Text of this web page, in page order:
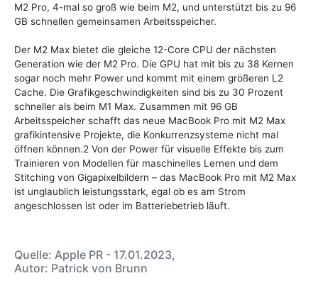
M2 Pro, 4-mal so groß wie beim M2, und unterstützt bis zu 96
GB schnellen gemeinsamen Arbeitsspeicher.
Der M2 Max bietet die gleiche 12-Core CPU der nächsten
Generation wie der M2 Pro. Die GPU hat mit bis zu 38 Kernen
sogar noch mehr Power und kommt mit einem größeren L2
Cache. Die Grafikgeschwindigkeiten sind bis zu 30 Prozent
schneller als beim M1 Max. Zusammen mit 96 GB
Arbeitsspeicher schafft das neue MacBook Pro mit M2 Max
grafikintensive Projekte, die Konkurrenzsysteme nicht mal
öffnen können.2 Von der Power für visuelle Effekte bis zum
Trainieren von Modellen für maschinelles Lernen und dem
Stitching von Gigapixelbildern – das MacBook Pro mit M2 Max
ist unglaublich leistungsstark, egal ob es am Strom
angeschlossen ist oder im Batteriebetrieb läuft.
Quelle: Apple PR - 17.01.2023,
Autor: Patrick von Brunn